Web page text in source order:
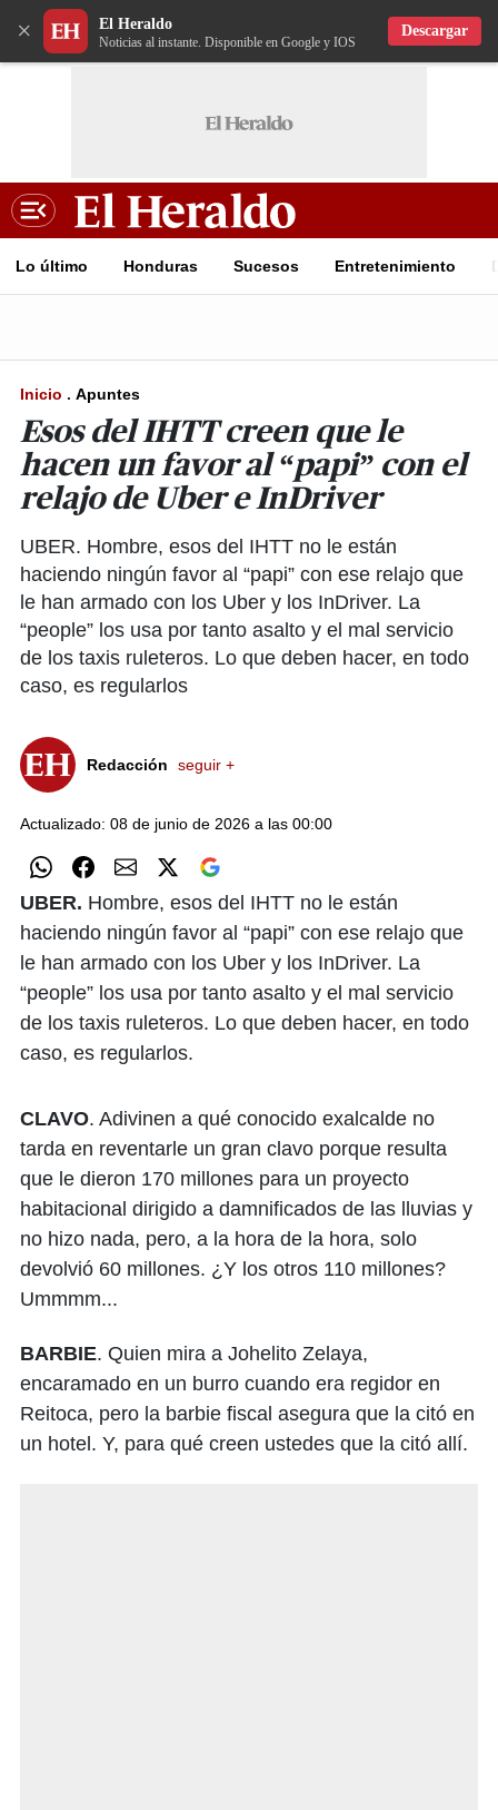
× El Heraldo
Noticias al instante. Disponible en Google y IOS
Descargar
Lo último Honduras Sucesos Entretenimiento
Inicio . Apuntes
Esos del IHTT creen que le
hacen un favor al “papi” con el
relajo de Uber e InDriver
UBER. Hombre, esos del IHTT no le están
haciendo ningún favor al “papi” con ese relajo que
le han armado con los Uber y los InDriver. La
“people” los usa por tanto asalto y el mal servicio
de los taxis ruleteros. Lo que deben hacer, en todo
caso, es regularlos
Redacción seguir +
Actualizado: 08 de junio de 2026 a las 00:00
UBER. Hombre, esos del IHTT no le están
haciendo ningún favor al “papi” con ese relajo que
le han armado con los Uber y los InDriver. La
“people” los usa por tanto asalto y el mal servicio
de los taxis ruleteros. Lo que deben hacer, en todo
caso, es regularlos.
CLAVO. Adivinen a qué conocido exalcalde no
tarda en reventarle un gran clavo porque resulta
que le dieron 170 millones para un proyecto
habitacional dirigido a damnificados de las lluvias y
no hizo nada, pero, a la hora de la hora, solo
devolvió 60 millones. ¿Y los otros 110 millones?
Ummmm...
BARBIE. Quien mira a Johelito Zelaya,
encaramado en un burro cuando era regidor en
Reitoca, pero la barbie fiscal asegura que la citó en
un hotel. Y, para qué creen ustedes que la citó allí.